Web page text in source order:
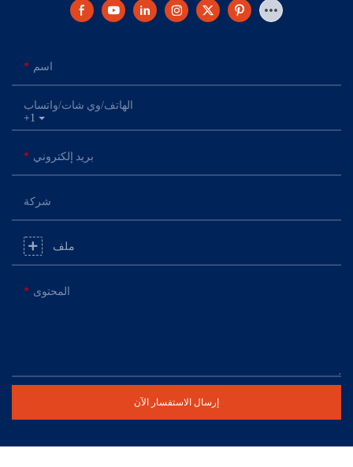
اسم
+1
الهاتف/وي شات/واتساب
بريد إلكتروني
شركة
ملف
المحتوى
إرسال الاستفسار الآن